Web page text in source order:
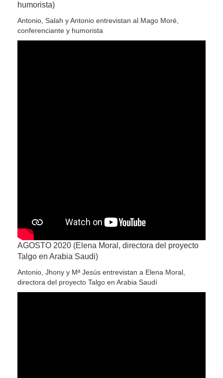
humorista)
Antonio, Salah y Antonio entrevistan al Mago Moré,
conferenciante y humorista
AGOSTO 2020 (Elena Moral, directora del proyecto
Talgo en Arabia Saudi)
Antonio, Jhony y Mª Jesús entrevistan a Elena Moral,
directora del proyecto Talgo en Arabia Saudí